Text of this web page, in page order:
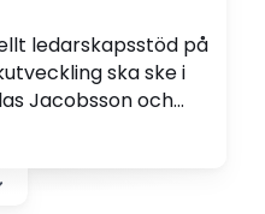
ledarskapsstöd på
ska ske i
Jacobsson och